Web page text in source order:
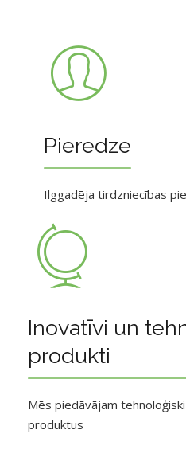
Pieredze
Ilggadēja tirdzniecības
Inovatīvi un
produkti
Mēs piedāvājam
produktus